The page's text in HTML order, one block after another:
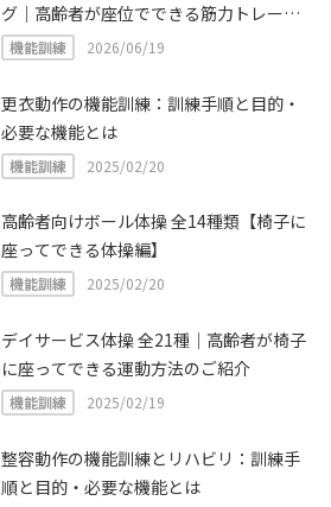
グ｜高齢者が座位でできる筋力トレーニ
ング22選
機能訓練 2026/06/19
更衣動作の機能訓練：訓練手順と目的・
必要な機能とは
機能訓練 2025/02/20
高齢者向けボール体操 全14種類【椅子に
座ってできる体操編】
機能訓練 2025/02/20
デイサービス体操 全21種｜高齢者が椅子
に座ってできる運動方法のご紹介
機能訓練 2025/02/19
整容動作の機能訓練とリハビリ：訓練手
順と目的・必要な機能とは